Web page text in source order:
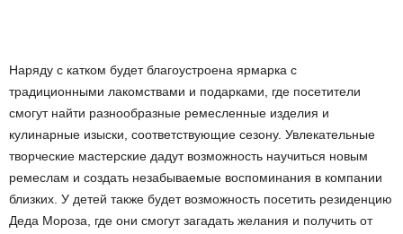
Наряду с катком будет благоустроена ярмарка с
традиционными лакомствами и подарками, где посетители
смогут найти разнообразные ремесленные изделия и
кулинарные изыски, соответствующие сезону. Увлекательные
творческие мастерские дадут возможность научиться новым
ремеслам и создать незабываемые воспоминания в компании
близких. У детей также будет возможность посетить резиденцию
Деда Мороза, где они смогут загадать желания и получить от